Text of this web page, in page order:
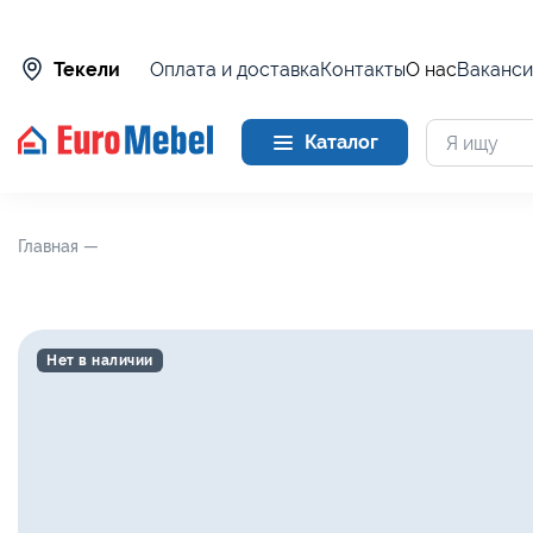
Текели Оплата и доставкаКонтактыО нас
Каталог
Главная —
Нет в наличии